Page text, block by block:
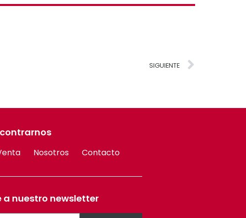
SIGUIENTE
Nosotros Contacto
a nuestro newsletter